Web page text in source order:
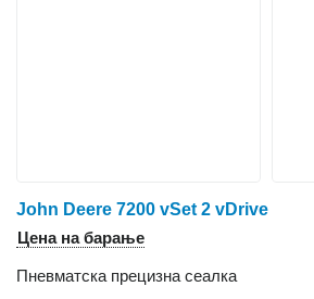
John Deere 7200 vSet 2 vDrive
Цена на барање
Пневматска прецизна сеалка